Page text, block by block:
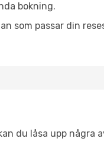
bokning.
som passar din
du låsa upp några